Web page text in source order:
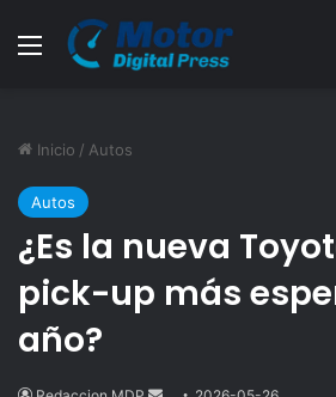
Menú
Inicio / Autos
Autos
¿Es la nueva
pick-up más
año?